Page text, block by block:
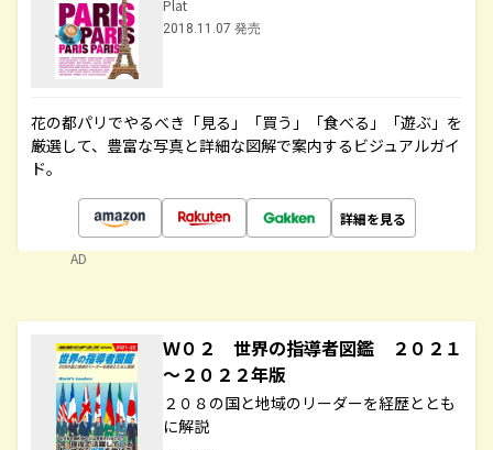
Plat
2018.11.07 発売
花の都パリでやるべき「見る」「買う」「食べる」「遊ぶ」を
厳選して、豊富な写真と詳細な図解で案内するビジュアルガイ
ド。
詳細を見る
AD
Ｗ０２ 世界の指導者図鑑 ２０２１
～２０２２年版
２０８の国と地域のリーダーを経歴ととも
に解説